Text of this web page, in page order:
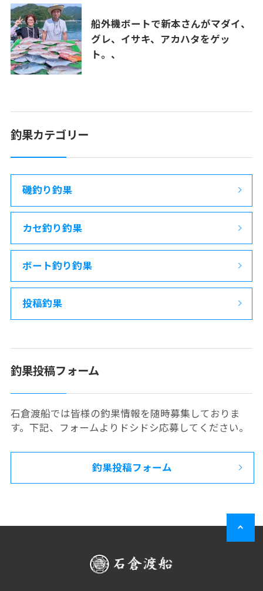
船外機ボートで新本さんがマダイ、
グレ、イサキ、アカハタをゲッ
ト。、
釣果カテゴリー
磯釣り釣果
カセ釣り釣果
ボート釣り釣果
投稿釣果
釣果投稿フォーム
石倉渡船では皆様の釣果情報を随時募集しておりま
す。下記、フォームよりドシドシ応募してください。
釣果投稿フォーム